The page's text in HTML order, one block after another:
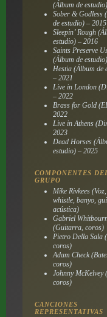
(Álbum de
Sober & Godless
de estudio) – 2015
Sleepin’ Rough
estudio) – 2016
Saints Preserve
(Álbum de
Hestia (Álbum de
– 2021
Live in London
– 2022
Brass for Gold
2022
Live in Athens
2023
Dead Horses
estudio) – 2025
COMPONENTES
GRUPO
Mike Rivkees
whistle, banyo,
acústica)
Gabriel
(Guitarra, coros)
Pietro Della Sala
coros)
Adam Check
coros)
Johnny McKelvey
coros)
CANCIONES
REPRESENTATIVAS